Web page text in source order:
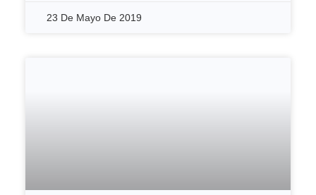
23 De Mayo De 2019